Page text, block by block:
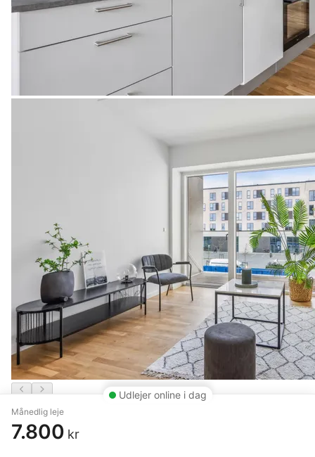
Udlejer online i dag
Månedlig leje
7.800 kr
3 vær. lejlighed på 81 m²